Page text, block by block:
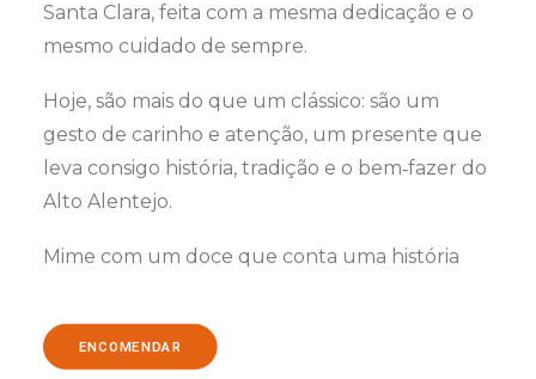
Santa Clara, feita com a mesma dedicação e o
mesmo cuidado de sempre.
Hoje, são mais do que um clássico: são um
gesto de carinho e atenção, um presente que
leva consigo história, tradição e o bem‑fazer do
Alto Alentejo.
Mime com um doce que conta uma história
ENCOMENDAR